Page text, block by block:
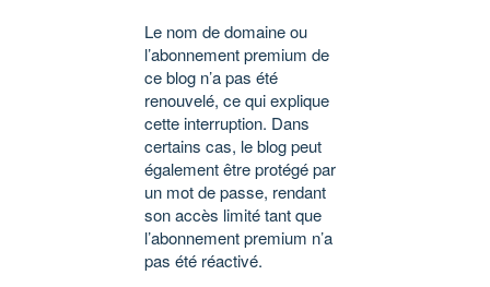
Le nom de domaine ou
l’abonnement premium de
ce blog n’a pas été
renouvelé, ce qui explique
cette interruption. Dans
certains cas, le blog peut
également être protégé par
un mot de passe, rendant
son accès limité tant que
l’abonnement premium n’a
pas été réactivé.